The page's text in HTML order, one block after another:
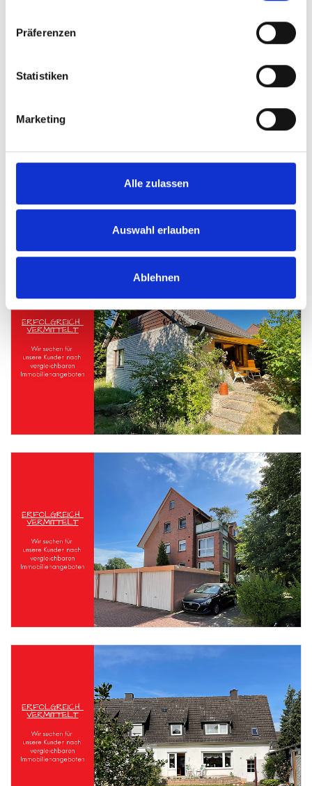
Präferenzen
Statistiken
Marketing
Alle zulassen
Auswahl erlauben
Ablehnen